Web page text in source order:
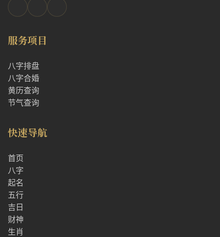
服务项目
八字排盘
八字合婚
黄历查询
节气查询
快速导航
首页
八字
起名
五行
吉日
财神
生肖